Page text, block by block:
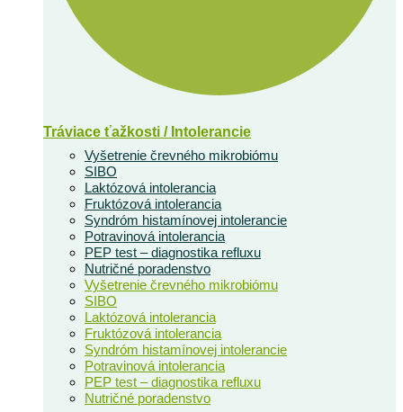
Tráviace ťažkosti / Intolerancie
Vyšetrenie črevného mikrobiómu
SIBO
Laktózová intolerancia
Fruktózová intolerancia
Syndróm histamínovej intolerancie
Potravinová intolerancia
PEP test – diagnostika refluxu
Nutričné poradenstvo
Vyšetrenie črevného mikrobiómu
SIBO
Laktózová intolerancia
Fruktózová intolerancia
Syndróm histamínovej intolerancie
Potravinová intolerancia
PEP test – diagnostika refluxu
Nutričné poradenstvo